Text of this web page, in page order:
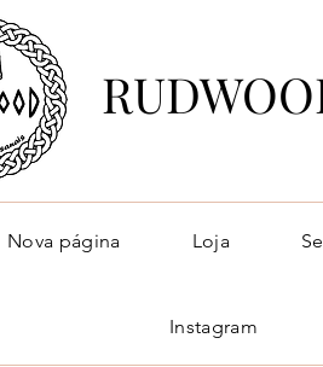
Nova página Loja
Instagram